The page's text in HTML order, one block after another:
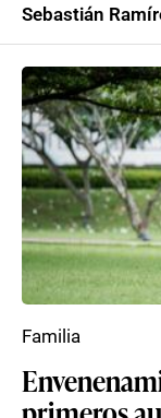
Sebastián
Familia